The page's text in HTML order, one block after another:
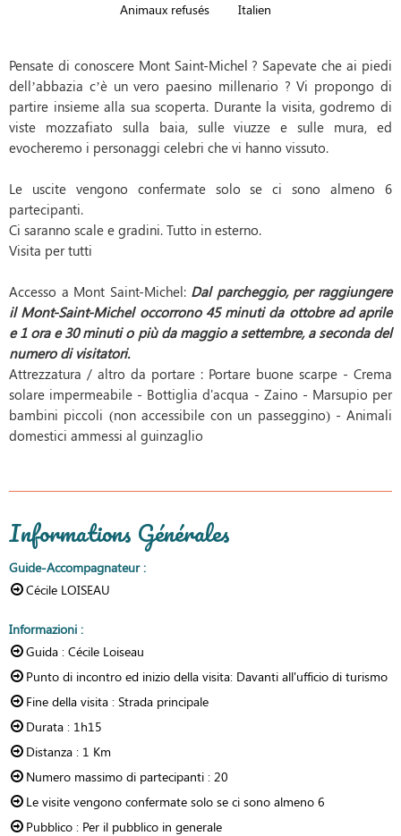
Animaux refusés Italien
Pensate di conoscere Mont Saint-Michel ? Sapevate che ai piedi
dell’abbazia c’è un vero paesino millenario ? Vi propongo di
partire insieme alla sua scoperta. Durante la visita, godremo di
viste mozzafiato sulla baia, sulle viuzze e sulle mura, ed
evocheremo i personaggi celebri che vi hanno vissuto.
Le uscite vengono confermate solo se ci sono almeno 6
partecipanti.
Ci saranno scale e gradini. Tutto in esterno.
Visita per tutti
Accesso a Mont Saint-Michel: Dal parcheggio, per raggiungere
il Mont-Saint-Michel occorrono 45 minuti da ottobre ad aprile
e 1 ora e 30 minuti o più da maggio a settembre, a seconda del
numero di visitatori.
Attrezzatura / altro da portare : Portare buone scarpe - Crema
solare impermeabile - Bottiglia d'acqua - Zaino - Marsupio per
bambini piccoli (non accessibile con un passeggino) - Animali
domestici ammessi al guinzaglio
Informations Générales
Guide-Accompagnateur:
Cécile LOISEAU
Informazioni :
Guida : Cécile Loiseau
Punto di incontro ed inizio della visita: Davanti all'ufficio di turismo
Fine della visita : Strada principale
Durata : 1h15
Distanza : 1 Km
Numero massimo di partecipanti : 20
Le visite vengono confermate solo se ci sono almeno 6
Pubblico : Per il pubblico in generale